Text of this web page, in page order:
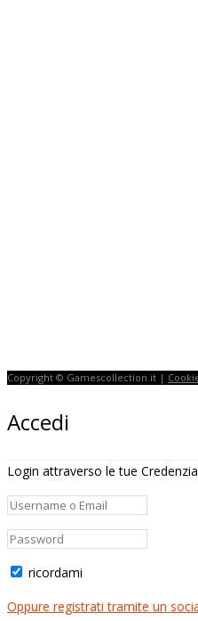
Copyright © Gamescollection.it |
Accedi
Login attraverso le tue
ricordami
Oppure registrati tramite un